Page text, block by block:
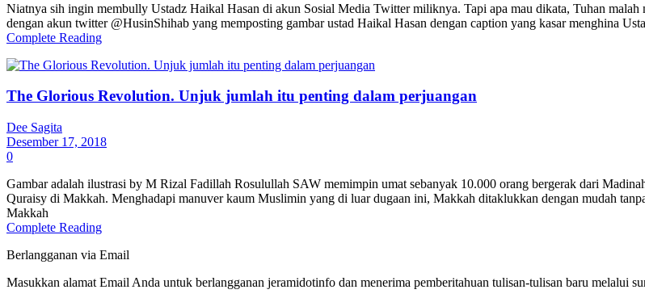
Niatnya sih ingin membully Ustadz Haikal Hasan di akun Sosial Media Twitter miliknya. Tapi apa mau dikata, Tuhan
dengan akun twitter @HusinShihab yang memposting gambar ustad Haikal Hasan dengan caption yang kasar menghina
Complete Reading
The Glorious Revolution. Unjuk jumlah itu penting dalam perjuangan
Dee Sagita
Desember 17, 2018
0
Gambar adalah ilustrasi by M Rizal Fadillah Rosulullah SAW memimpin umat sebanyak 10.000 orang bergerak dari
Quraisy di Makkah. Menghadapi manuver kaum Muslimin yang di luar dugaan ini, Makkah ditaklukkan dengan mudah
Makkah
Complete Reading
Berlangganan via Email
Masukkan alamat Email Anda untuk berlangganan jeramidotinfo dan menerima pemberitahuan tulisan-tulisan baru melalui